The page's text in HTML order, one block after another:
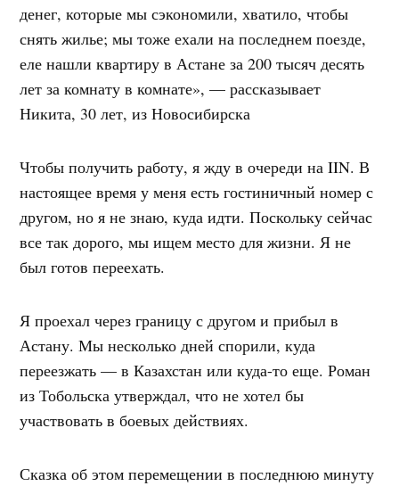
денег, которые мы сэкономили, хватило, чтобы
снять жилье; мы тоже ехали на последнем поезде,
еле нашли квартиру в Астане за 200 тысяч десять
лет за комнату в комнате», — рассказывает
Никита, 30 лет, из Новосибирска
Чтобы получить работу, я жду в очереди на IIN. В
настоящее время у меня есть гостиничный номер с
другом, но я не знаю, куда идти. Поскольку сейчас
все так дорого, мы ищем место для жизни. Я не
был готов переехать.
Я проехал через границу с другом и прибыл в
Астану. Мы несколько дней спорили, куда
переезжать — в Казахстан или куда-то еще. Роман
из Тобольска утверждал, что не хотел бы
участвовать в боевых действиях.
Сказка об этом перемещении в последнюю минуту